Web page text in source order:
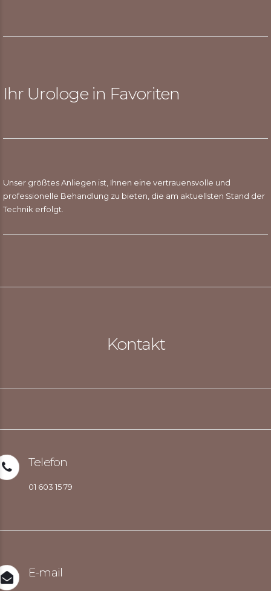
Ihr Urologe in Favoriten
Unser größtes Anliegen ist, Ihnen eine vertrauensvolle und
professionelle Behandlung zu bieten, die am aktuellsten Stand der
Technik erfolgt.
Kontakt
Telefon
01 603 15 79
E-mail